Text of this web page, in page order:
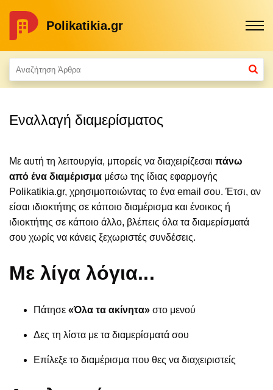
Polikatikia.gr
Εναλλαγή διαμερίσματος
Με αυτή τη λειτουργία, μπορείς να διαχειρίζεσαι πάνω
από ένα διαμέρισμα μέσω της ίδιας εφαρμογής
Polikatikia.gr, χρησιμοποιώντας το ένα email σου. Έτσι, αν
είσαι ιδιοκτήτης σε κάποιο διαμέρισμα και ένοικος ή
ιδιοκτήτης σε κάποιο άλλο, βλέπεις όλα τα διαμερίσματά
σου χωρίς να κάνεις ξεχωριστές συνδέσεις.
Με λίγα λόγια...
Πάτησε «Όλα τα ακίνητα» στο μενού
Δες τη λίστα με τα διαμερίσματά σου
Επίλεξε το διαμέρισμα που θες να διαχειριστείς